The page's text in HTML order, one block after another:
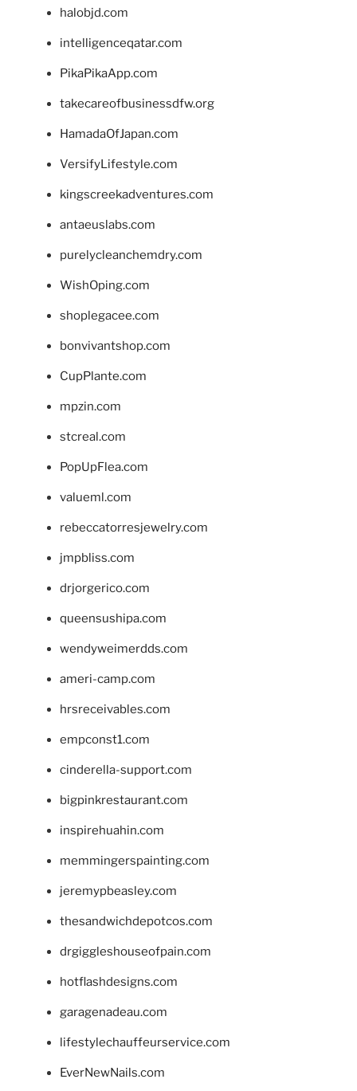
halobjd.com
intelligenceqatar.com
PikaPikaApp.com
takecareofbusinessdfw.org
HamadaOfJapan.com
VersifyLifestyle.com
kingscreekadventures.com
antaeuslabs.com
purelycleanchemdry.com
WishOping.com
shoplegacee.com
bonvivantshop.com
CupPlante.com
mpzin.com
stcreal.com
PopUpFlea.com
valueml.com
rebeccatorresjewelry.com
jmpbliss.com
drjorgerico.com
queensushipa.com
wendyweimerdds.com
ameri-camp.com
hrsreceivables.com
empconst1.com
cinderella-support.com
bigpinkrestaurant.com
inspirehuahin.com
memmingerspainting.com
jeremypbeasley.com
thesandwichdepotcos.com
drgiggleshouseofpain.com
hotflashdesigns.com
garagenadeau.com
lifestylechauffeurservice.com
EverNewNails.com